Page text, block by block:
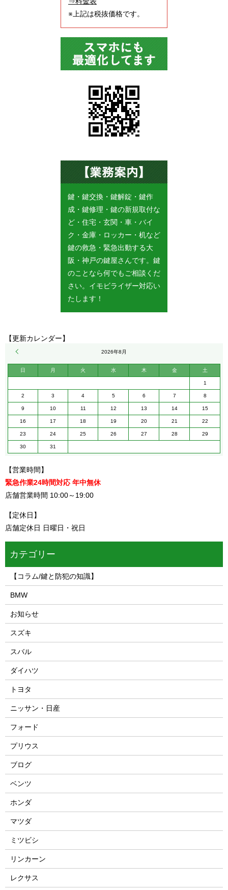
※上記は税抜価格です。
鍵・鍵交換・鍵解錠・鍵作
成・鍵修理・鍵の新規取付な
ど・住宅・玄関・車・バイ
ク・金庫・ロッカー・机など
鍵の救急・緊急出動する大
阪・神戸の鍵屋さんです。鍵
のことなら何でもご相談くだ
さい。イモビライザー対応い
たします！
【更新カレンダー】
2026年8月
日 月 火 水 木 金 土
1
2 3 4 5 6 7 8
9 10 11 12 13 14 15
16 17 18 19 20 21 22
23 24 25 26 27 28 29
30 31
【営業時間】
緊急作業24時間対応 年中無休
店舗営業時間 10:00～19:00
【定休日】
店舗定休日 日曜日・祝日
カテゴリー
【コラム/鍵と防犯の知識】
BMW
お知らせ
スズキ
スバル
ダイハツ
トヨタ
ニッサン・日産
フォード
プリウス
ブログ
ベンツ
ホンダ
マツダ
ミツビシ
リンカーン
レクサス